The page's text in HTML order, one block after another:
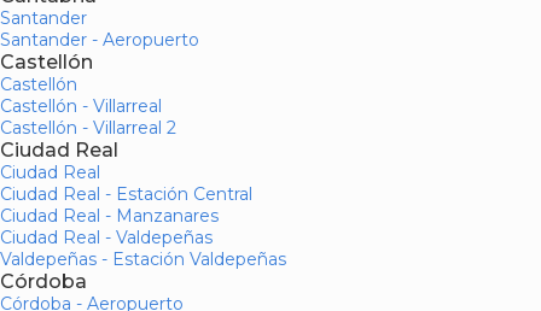
Santander
Santander - Aeropuerto
Castellón
Castellón
Castellón - Villarreal
Castellón - Villarreal 2
Ciudad Real
Ciudad Real
Ciudad Real - Estación Central
Ciudad Real - Manzanares
Ciudad Real - Valdepeñas
Valdepeñas - Estación Valdepeñas
Córdoba
Córdoba - Aeropuerto